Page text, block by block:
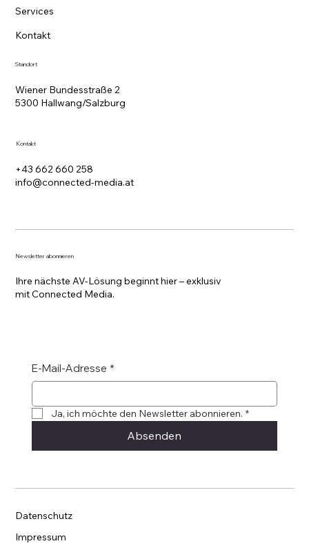
Services
Kontakt
Standort
Wiener Bundesstraße 2
5300 Hallwang/Salzburg
Kontakt
+43 662 660 258
info@connected-media.at
Newsletter abonnieren
Ihre nächste AV-Lösung beginnt hier – exklusiv
mit Connected Media.
E-Mail-Adresse *
Ja, ich möchte den Newsletter abonnieren. *
Absenden
Datenschutz
Impressum